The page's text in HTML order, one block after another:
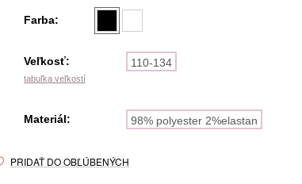
Farba:
Veľkosť:
tabuľka veľkostí
110-134
Materiál: 98% polyester 2%elastan
PRIDAŤ DO OBĽÚBENÝCH